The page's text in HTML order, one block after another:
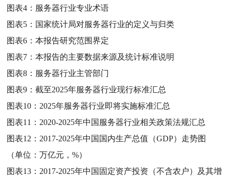
图表4： 服务器行业专业术语
图表5： 国家统计局对服务器行业的定义与归类
图表6：本报告研究范围界定
图表7：本报告的主要数据来源及统计标准说明
图表8： 服务器行业主管部门
图表9：截至2025年服务器行业现行标准汇总
图表10： 2025年服务器行业即将实施标准汇总
图表11： 2020-2025年中国服务器行业相关政策法规汇总
图表12： 2017-2025年中国国内生产总值（GDP）走势图
（单位：万亿元，%）
图表13： 2017-2025年中国固定资产投资（不含农户）及其增